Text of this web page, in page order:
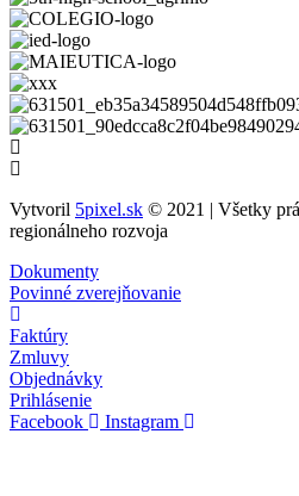
Vytvoril 5pixel.sk © 2021 | Všetky
regionálneho rozvoja
Dokumenty
Povinné zverejňovanie
Faktúry
Zmluvy
Objednávky
Prihlásenie
Facebook
Instagram